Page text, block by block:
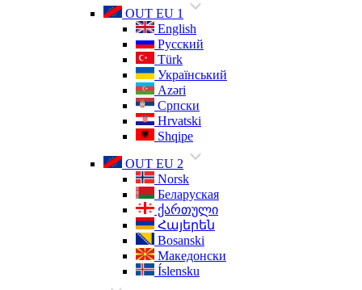
OUT EU 1
English
Русский
Türk
Український
Azəri
Српски
Hrvatski
Shqipe
OUT EU 2
Norsk
Беларуская
ქართული
Հայերեն
Bosanski
Македонски
Íslensku